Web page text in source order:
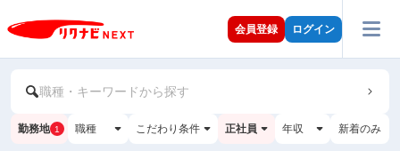
会員登録 ログイン
職種・キーワードから探す
勤務地 1 職種 こだわり条件 正社員 年収 新着のみ